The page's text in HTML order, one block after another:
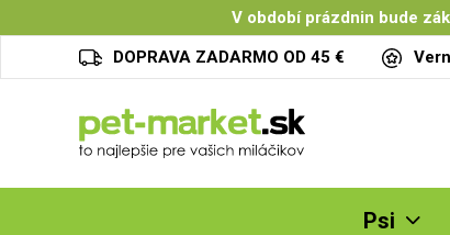
V období prázdnin bude
DOPRAVA ZADARMO OD 45 €
Psi